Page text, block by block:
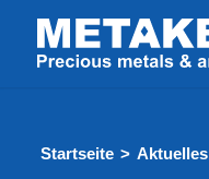
Startseite > Aktuelles